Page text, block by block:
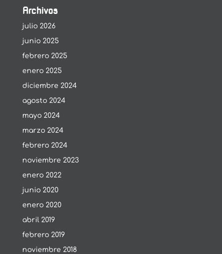
Archivos
julio 2026
junio 2025
febrero 2025
enero 2025
diciembre 2024
agosto 2024
mayo 2024
marzo 2024
febrero 2024
noviembre 2023
enero 2022
junio 2020
enero 2020
abril 2019
febrero 2019
noviembre 2018